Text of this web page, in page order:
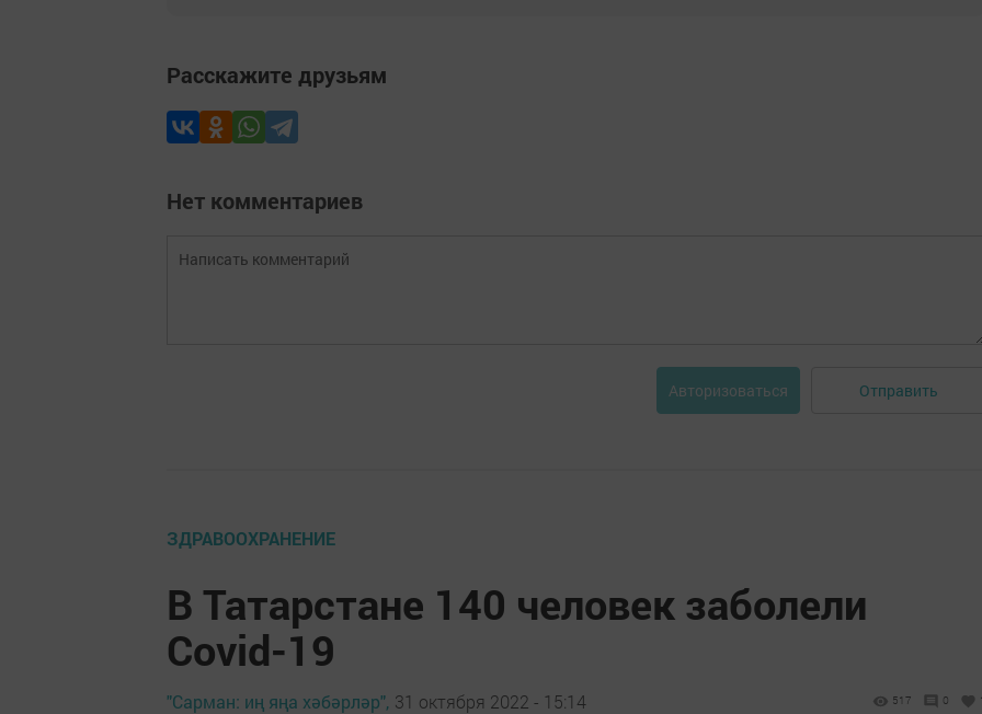
Расскажите друзьям
Нет комментариев
Авторизоваться Отправить
ЗДРАВООХРАНЕНИЕ
В Татарстане 140 человек заболели
Covid-19
"Сарман: иң яңа хәбәрләр", 31 октября 2022 - 15:14 517 0